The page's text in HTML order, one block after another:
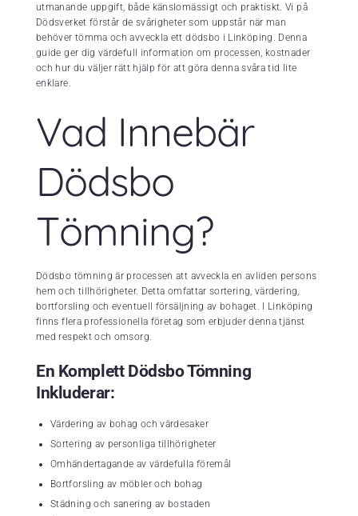
utmanande uppgift, både känslomässigt och praktiskt. Vi på
Dödsverket förstår de svårigheter som uppstår när man
behöver tömma och avveckla ett dödsbo i Linköping. Denna
guide ger dig värdefull information om processen, kostnader
och hur du väljer rätt hjälp för att göra denna svåra tid lite
enklare.
Vad Innebär
Dödsbo
Tömning?
Dödsbo tömning är processen att avveckla en avliden persons
hem och tillhörigheter. Detta omfattar sortering, värdering,
bortforsling och eventuell försäljning av bohaget. I Linköping
finns flera professionella företag som erbjuder denna tjänst
med respekt och omsorg.
En Komplett Dödsbo Tömning
Inkluderar:
Värdering av bohag och värdesaker
Sortering av personliga tillhörigheter
Omhändertagande av värdefulla föremål
Bortforsling av möbler och bohag
Städning och sanering av bostaden